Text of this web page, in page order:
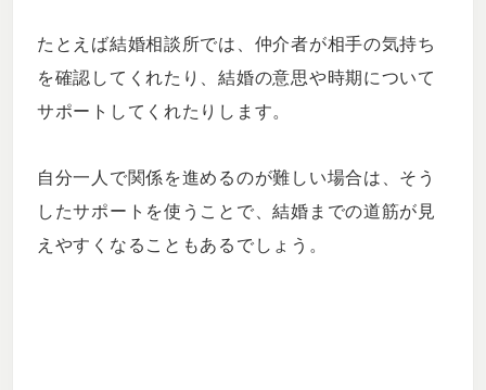
たとえば結婚相談所では、仲介者が相手の気持ち
を確認してくれたり、結婚の意思や時期について
サポートしてくれたりします。
自分一人で関係を進めるのが難しい場合は、そう
したサポートを使うことで、結婚までの道筋が見
えやすくなることもあるでしょう。